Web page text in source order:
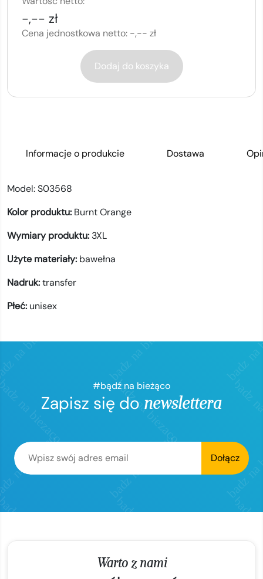
-,-- zł
Cena jednostkowa netto: -,-- zł
Dodaj do koszyka
Informacje o produkcie Dostawa
Model:S03568
Kolor produktu: Burnt Orange
Wymiary produktu: 3XL
Użyte materiały: bawełna
Nadruk:transfer
Płeć: unisex
#bądź na bieżąco
Zapisz się do newslettera
Dołącz
Warto z nami